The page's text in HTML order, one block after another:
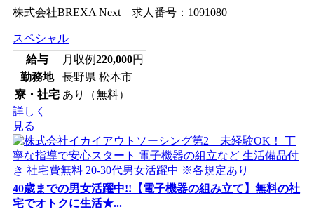
株式会社BREXA Next 求人番号：1091080
スペシャル
給与
月収例220,000円
勤務地
長野県 松本市
寮・社宅 あり（無料）
詳しく
見る
40歳までの男女活躍中!!【電子機器の組み立て】無料の社
宅でオトクに生活★...